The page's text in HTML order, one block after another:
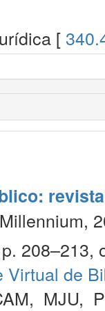
[
208–213,
Virtual de
, MJU,